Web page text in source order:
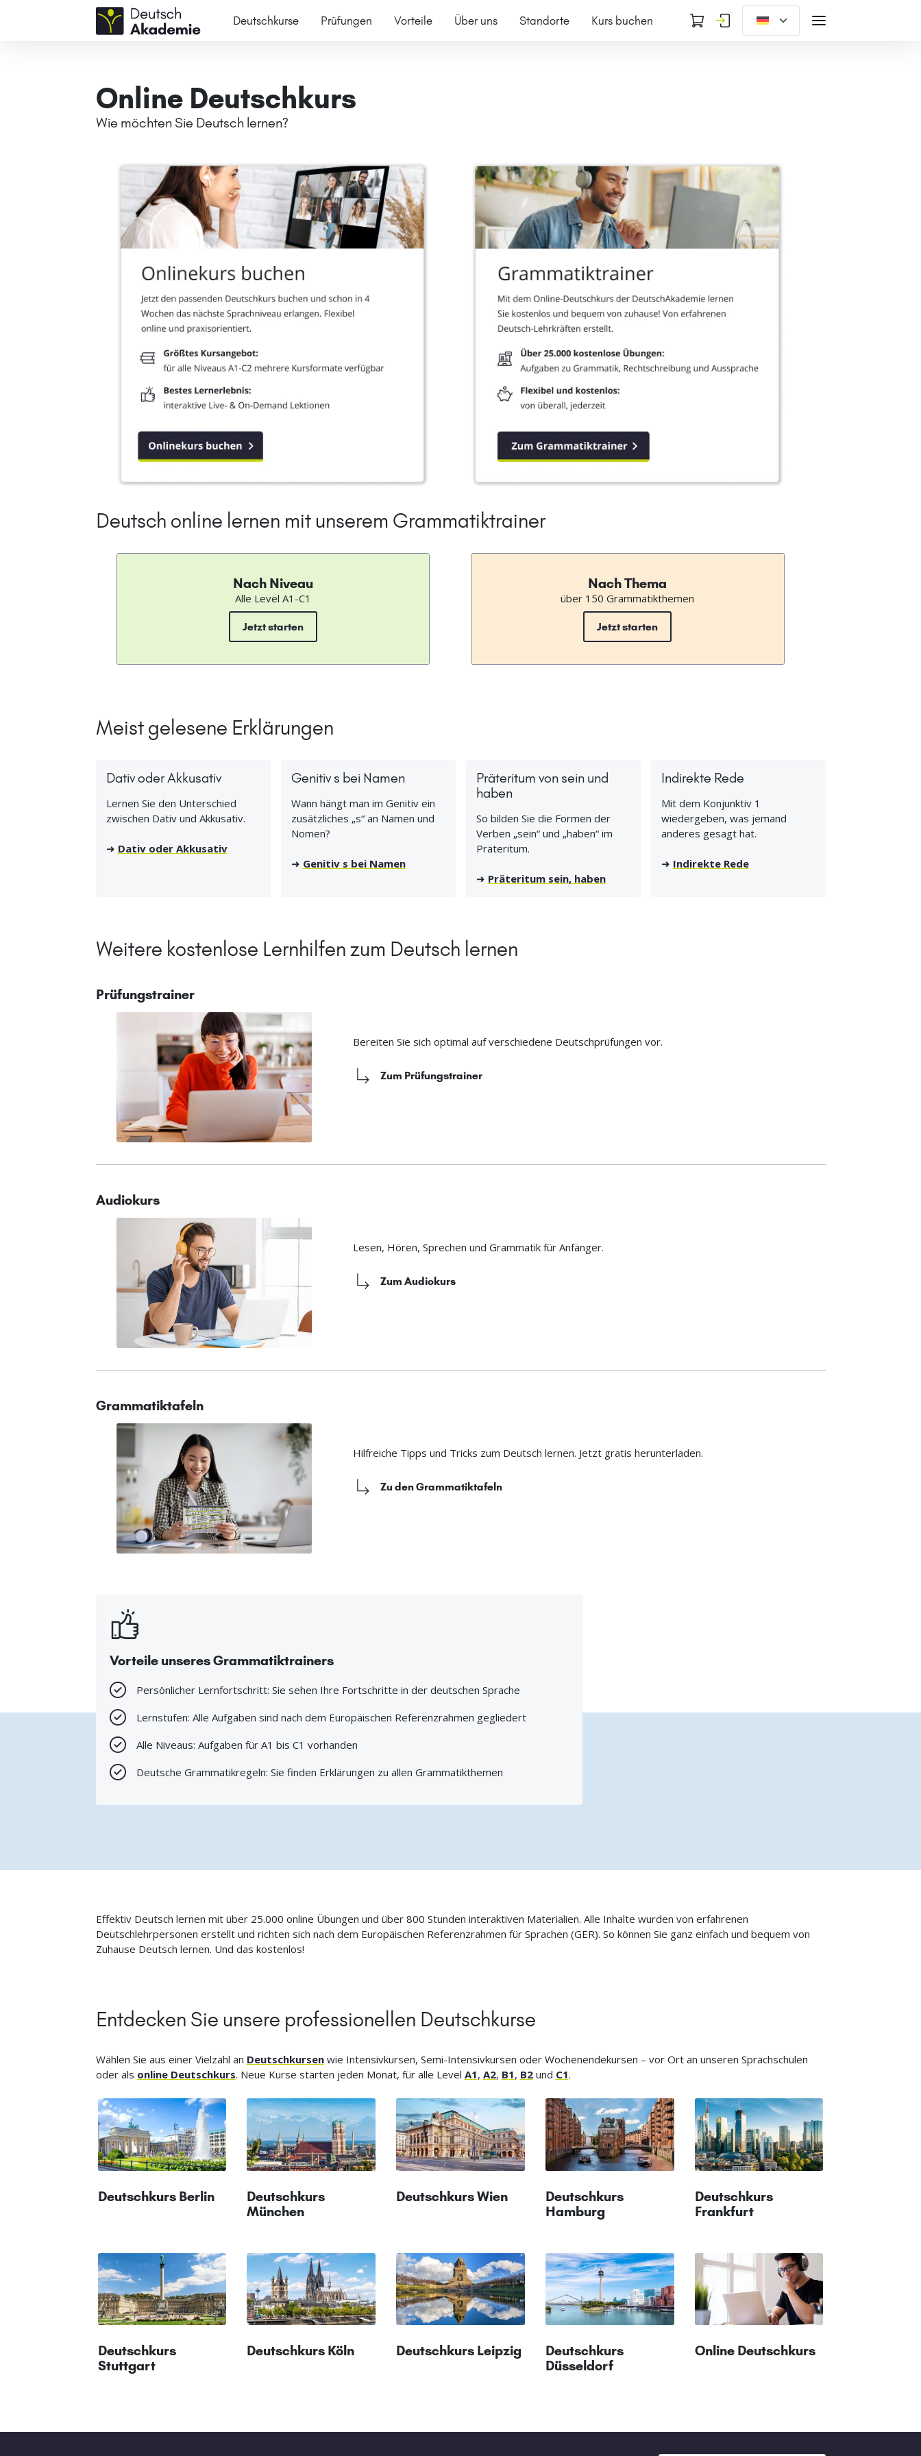
Deutschkurse Prüfungen Vorteile Über uns Standorte Kurs buchen
Online Deutschkurs
Wie möchten Sie Deutsch lernen?
Deutsch online lernen mit unserem Grammatiktrainer
Nach Niveau
Alle Level A1-C1
Jetzt starten
Nach Thema
über 150 Grammatikthemen
Jetzt starten
Meist gelesene Erklärungen
Dativ oder Akkusativ
Lernen Sie den Unterschied
zwischen Dativ und Akkusativ.
➜ Dativ oder Akkusativ
Genitiv s bei Namen
Wann hängt man im Genitiv ein
zusätzliches „s“ an Namen und
Nomen?
➜ Genitiv s bei Namen
Präteritum von sein und
haben
So bilden Sie die Formen der
Verben „sein“ und „haben“ im
Präteritum.
➜ Präteritum sein, haben
Indirekte Rede
Mit dem Konjunktiv 1
wiedergeben, was jemand
anderes gesagt hat.
➜ Indirekte Rede
Weitere kostenlose Lernhilfen zum Deutsch lernen
Prüfungstrainer
Bereiten Sie sich optimal auf verschiedene Deutschprüfungen vor.
Zum Prüfungstrainer
Audiokurs
Lesen, Hören, Sprechen und Grammatik für Anfänger.
Zum Audiokurs
Grammatiktafeln
Hilfreiche Tipps und Tricks zum Deutsch lernen. Jetzt gratis herunterladen.
Zu den Grammatiktafeln
Vorteile unseres Grammatiktrainers
Persönlicher Lernfortschritt: Sie sehen Ihre Fortschritte in der deutschen Sprache
Lernstufen: Alle Aufgaben sind nach dem Europäischen Referenzrahmen gegliedert
Alle Niveaus: Aufgaben für A1 bis C1 vorhanden
Deutsche Grammatikregeln: Sie finden Erklärungen zu allen Grammatikthemen
Effektiv Deutsch lernen mit über 25.000 online Übungen und über 800 Stunden interaktiven Materialien. Alle Inhalte wurden von erfahrenen
Deutschlehrpersonen erstellt und richten sich nach dem Europäischen Referenzrahmen für Sprachen (GER). So können Sie ganz einfach und bequem von
Zuhause Deutsch lernen. Und das kostenlos!
Entdecken Sie unsere professionellen Deutschkurse
Wählen Sie aus einer Vielzahl an Deutschkursenwie Intensivkursen, Semi-Intensivkursen oder Wochenendekursen – vor Ort an unseren Sprachschulen
oder als online Deutschkurs. Neue Kurse starten jeden Monat, für alle Level A1, A2, B1, B2und C1.
Deutschkurs Berlin
Deutschkurs
München
Deutschkurs Wien
Deutschkurs
Hamburg
Deutschkurs
Frankfurt
Deutschkurs
Stuttgart
Deutschkurs Köln Deutschkurs Leipzig
Deutschkurs
Düsseldorf
Online Deutschkurs